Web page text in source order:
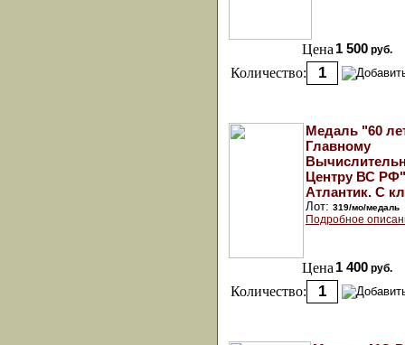
Цена 1 500 руб.
Количество:
Медаль "60
Главному
Центру ВС
Атлантик. С
Лот: 319/мо/медаль
Подробное
Цена 1 400 руб.
Количество: